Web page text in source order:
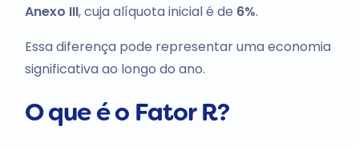
Anexo III, cuja alíquota inicial é de 6%.
Essa diferença pode representar uma economia
significativa ao longo do ano.
O que é o Fator R?